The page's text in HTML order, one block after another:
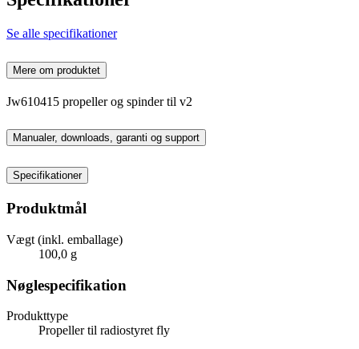
Se alle specifikationer
Mere om produktet
Jw610415 propeller og spinder til v2
Manualer, downloads, garanti og support
Specifikationer
Produktmål
Vægt (inkl. emballage)
100,0 g
Nøglespecifikation
Produkttype
Propeller til radiostyret fly